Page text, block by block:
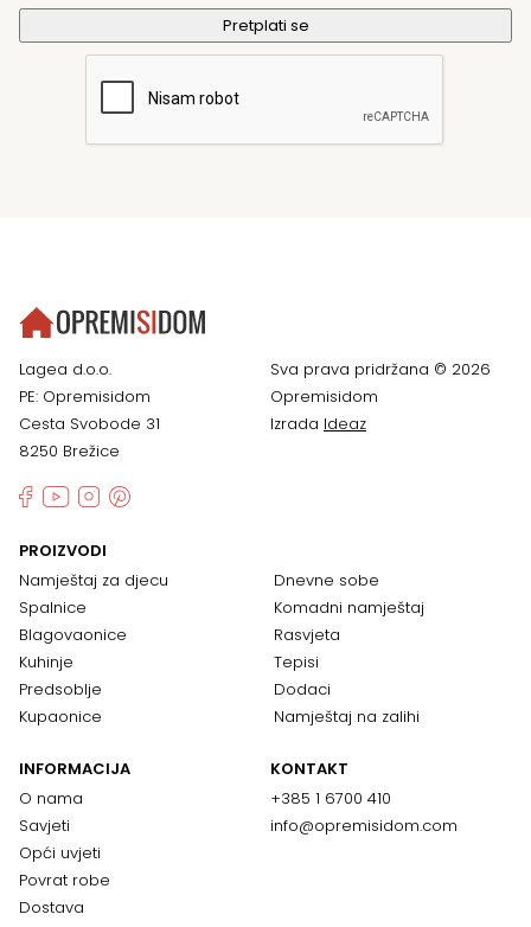
Lagea d.o.o.
PE: Opremisidom
Cesta Svobode 31
8250 Brežice
Sva prava pridržana © 2026
Opremisidom
Izrada Ideaz
PROIZVODI
Namještaj za djecu
Spalnice
Blagovaonice
Kuhinje
Predsoblje
Kupaonice
Dnevne sobe
Komadni namještaj
Rasvjeta
Tepisi
Dodaci
Namještaj na zalihi
INFORMACIJA
O nama
Savjeti
Opći uvjeti
Povrat robe
Dostava
KONTAKT
+385 1 6700 410
info@opremisidom.com